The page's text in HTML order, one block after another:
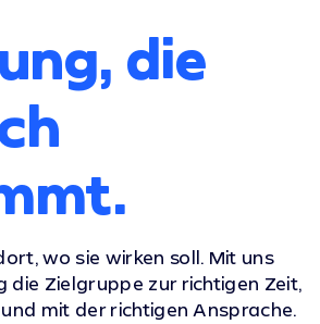
die
wo sie wirken soll. Mit uns
die Zielgruppe zur richtigen Zeit,
mit der richtigen Ansprache.